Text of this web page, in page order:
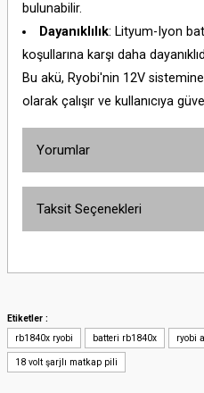
bulunabilir.
Dayanıklılık: Lityum-Iyon
koşullarına karşı daha
Bu akü, Ryobi'nin 12V
olarak çalışır ve kullanıcıya
Yorumlar
Taksit Seçenekleri
Etiketler :
rb1840x ryobi
batteri rb1840x ryobi
18 volt şarjlı matkap pili